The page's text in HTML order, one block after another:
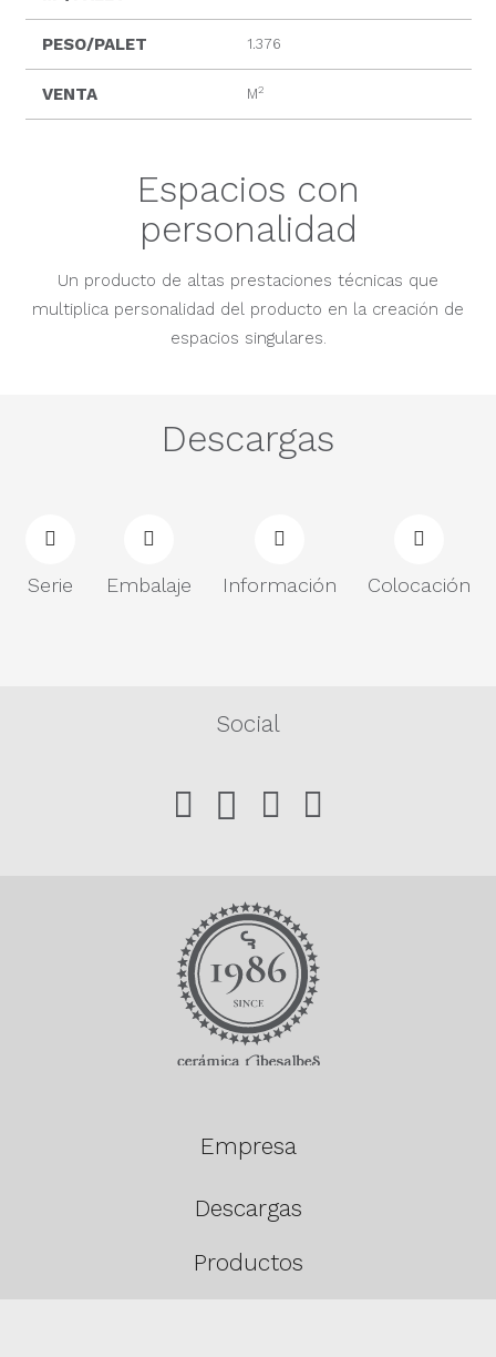
PESO/PALET 1.376
VENTA M2
Espacios con
personalidad
Un producto de altas prestaciones técnicas que
multiplica personalidad del producto en la creación de
espacios singulares.
Descargas
Serie Embalaje Información Colocación
Social
Empresa
Descargas
Productos